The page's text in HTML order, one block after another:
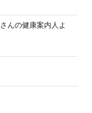
んの健康案内人よ